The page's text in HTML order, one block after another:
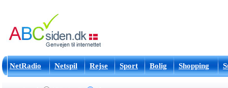
NetRadio Netspil Rejse Sport Bolig Shopping